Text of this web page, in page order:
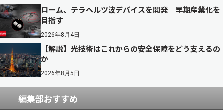
ローム、テラヘルツ波デバイスを開発 早期産業化を
目指す
2026年8月4日
【解説】光技術はこれからの安全保障をどう支えるの
か
2026年8月5日
編集部おすすめ